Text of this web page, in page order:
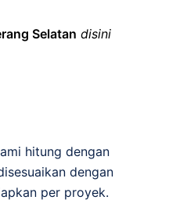
Selatan disini
hitung dengan
dengan
per proyek.